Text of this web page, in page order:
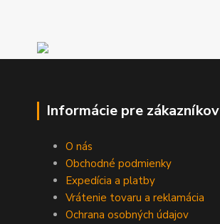
Informácie pre zákazníkov
O nás
Obchodné podmienky
Expedícia a platby
Vrátenie tovaru a reklamácia
Ochrana osobných údajov